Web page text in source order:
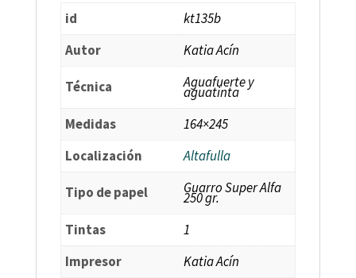
id
kt135b
Autor
Katia Acín
Técnica Aguafuerte y
aguatinta
Medidas
164×245
Localización
Altafulla
Tipo de papel Guarro Super Alfa
250 gr.
Tintas
1
Impresor
Katia Acín